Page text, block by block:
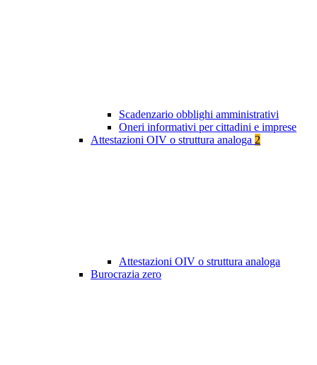
Scadenzario obblighi amministrativi
Oneri informativi per cittadini e imprese
Attestazioni OIV o struttura analoga 2
Attestazioni OIV o struttura analoga
Burocrazia zero